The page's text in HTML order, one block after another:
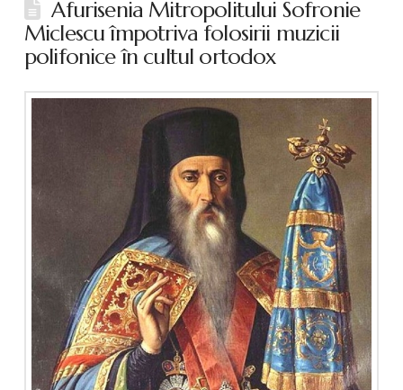
Afurisenia Mitropolitului Sofronie
Miclescu împotriva folosirii muzicii
polifonice în cultul ortodox